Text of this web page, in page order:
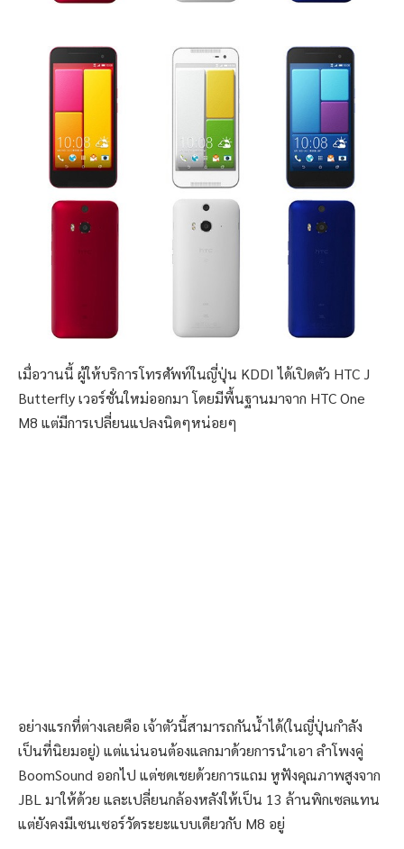
เมื่อวานนี้ ผู้ให้บริการโทรศัพท์ในญี่ปุ่น KDDI ได้เปิดตัว HTC J
Butterfly เวอร์ชั่นใหม่ออกมา โดยมีพื้นฐานมาจาก HTC One
M8 แต่มีการเปลี่ยนแปลงนิดๆหน่อยๆ
อย่างแรกที่ต่างเลยคือ เจ้าตัวนี้สามารถกันน้ำได้(ในญี่ปุ่นกำลัง
เป็นที่นิยมอยู่) แต่แน่นอนต้องแลกมาด้วยการนำเอา ลำโพงคู่
BoomSound ออกไป แต่ชดเชยด้วยการแถม หูฟังคุณภาพสูงจาก
JBL มาให้ด้วย และเปลี่ยนกล้องหลังให้เป็น 13 ล้านพิกเซลแทน
แต่ยังคงมีเซนเซอร์วัดระยะแบบเดียวกับ M8 อยู่